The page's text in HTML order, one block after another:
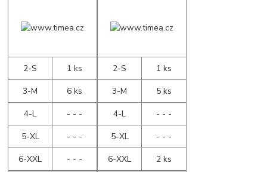
2-S
1 ks
3-M
6 ks
4-L
- - -
5-XL
- - -
6-XXL
- - -
2-S
1 ks
3-M
5 ks
4-L
- - -
5-XL
- - -
6-XXL
2 ks